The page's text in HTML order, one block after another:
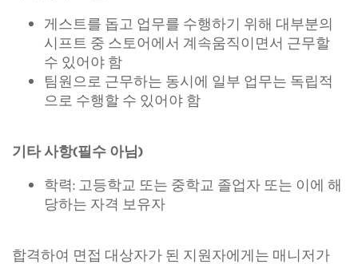
게스트를 돕고 업무를 수행하기 위해 대부분의
시프트 중 스토어에서 계속움직이면서 근무할
수 있어야 함
팀원으로 근무하는 동시에 일부 업무는 독립적
으로 수행할 수 있어야 함
기타 사항(필수 아님)
학력: 고등학교 또는 중학교 졸업자 또는 이에 해
당하는 자격 보유자
합격하여 면접 대상자가 된 지원자에게는 매니저가